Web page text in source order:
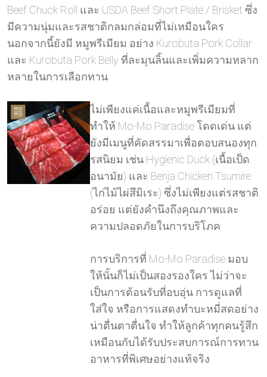
Beef Chuck Roll และ USDA Beef Short Plate / Brisket ซึ่ง
มีความนุ่มและรสชาติกลมกล่อมที่ไม่เหมือนใคร
นอกจากนี้ยังมี หมูพรีเมียม อย่าง Kurobuta Pork Collar
และ Kurobuta Pork Belly ที่ละมุนลิ้นและเพิ่มความหลาก
หลายในการเลือกทาน
ไม่เพียงแค่เนื้อและหมูพรีเมียมที่
ทำให้ Mo-Mo Paradise โดดเด่น แต่
ยังมีเมนูที่คัดสรรมาเพื่อตอบสนองทุก
รสนิยม เช่น Hygienic Duck (เนื้อเป็ด
อนามัย) และ Benja Chicken Tsumire
(ไก่ไม้ไผ่สึมิเระ) ซึ่งไม่เพียงแต่รสชาติ
อร่อย แต่ยังคำนึงถึงคุณภาพและ
ความปลอดภัยในการบริโภค
การบริการที่ Mo-Mo Paradise มอบ
ให้นั้นก็ไม่เป็นสองรองใคร ไม่ว่าจะ
เป็นการต้อนรับที่อบอุ่น การดูแลที่
ใส่ใจ หรือการแสดงทำบะหมี่สดอย่าง
น่าตื่นตาตื่นใจ ทำให้ลูกค้าทุกคนรู้สึก
เหมือนกับได้รับประสบการณ์การทาน
อาหารที่พิเศษอย่างแท้จริง